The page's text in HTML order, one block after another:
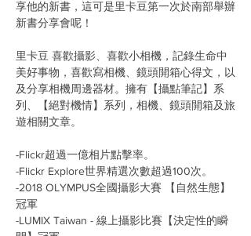
享他的新書，這可是里卡豆第一次於南部舉辦
里卡豆 喜歡攝影、喜歡小相機，記錄生命中
美好事物，喜歡寫相機、鏡頭開箱心得文，以
及分享相機周邊器材。擁有【攝點筆記】系
列、【絕對機情】系列，相機、鏡頭開箱及旅
-Flickr超過一億相片點擊率。
-Flickr Explore世界精選次數超過100次。
-2018 OLYMPUS全國攝影大賽 【自然生態】
冠軍
-LUMIX Taiwan - 線上攝影比賽【決定性的瞬